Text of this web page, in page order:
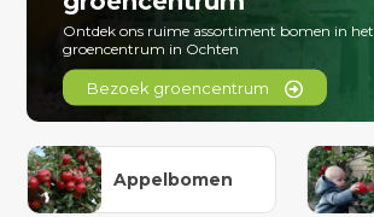
Ontdek ons ruime assortiment bomen in
groencentrum in Ochten
Bezoek groencentrum
Appelbomen